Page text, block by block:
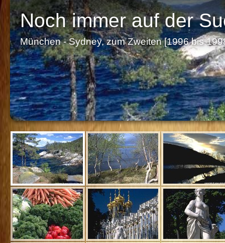
Noch immer auf der
München - Sydney, zum Zweiten [1996 bis